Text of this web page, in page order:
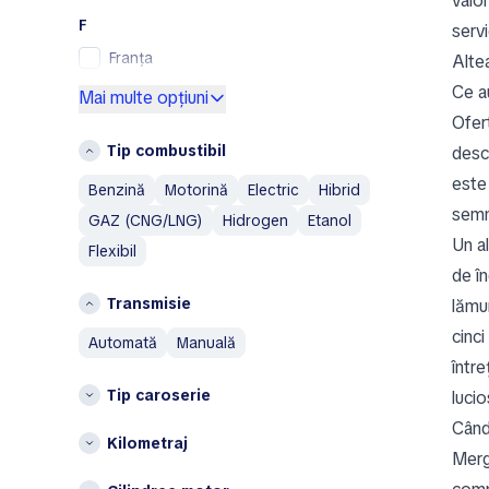
Subaru
Volkswagen
Austin
Avatr
B
F
Franța
G
Grecia
Islanda
Italia
L
Polonia
S
Mai multe opțiuni
Tip combustibil
Benzină
Motorină Electric
Hibrid
GAZ (CNG/LNG)
Hidrogen
Etanol
Flexibil
Transmisie
automată
manuală
Tip caroserie
Kilometraj
Ce
este
Un
de